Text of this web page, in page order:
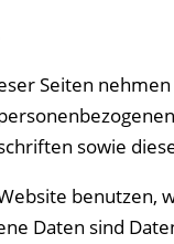
Seiten
sowie
benutzen,
Daten sind